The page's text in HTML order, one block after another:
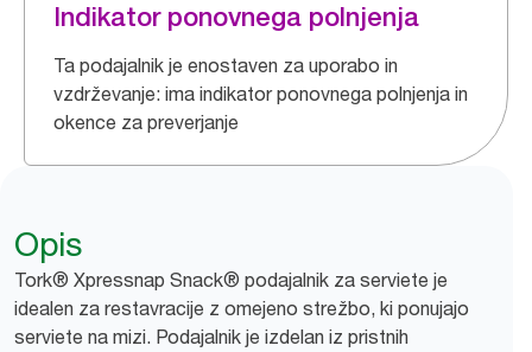
Indikator ponovnega polnjenja
Ta podajalnik je enostaven za uporabo in
vzdrževanje: ima indikator ponovnega polnjenja in
okence za preverjanje
Opis
Tork® Xpressnap Snack® podajalnik za serviete je
idealen za restavracije z omejeno strežbo, ki ponujajo
serviete na mizi. Podajalnik je izdelan iz pristnih